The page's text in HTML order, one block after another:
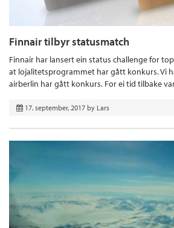
Finnair tilbyr statusmatch
Finnair har lansert ein status challenge for
at lojalitetsprogrammet har gått konkurs. Vi
airberlin har gått konkurs. For ei tid tilbake
17. september, 2017 by Lars